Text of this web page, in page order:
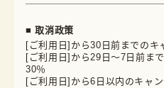
■ 取消政策
[ご利用日]から30日前までのキ
[ご利用日]から29日～7日前ま
30％
[ご利用日]から6日以内のキャ